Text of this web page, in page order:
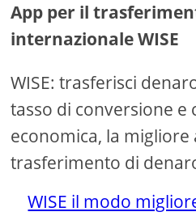
App per il
internazionale WISE
WISE: trasferisci
tasso di conversione e
economica, la migliore
trasferimento di
WISE il modo